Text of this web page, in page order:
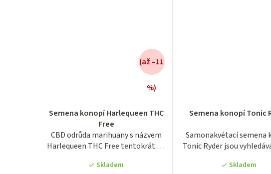
Semena konopí Harlequeen THC
Free
CBD odrůda marihuany s názvem
Harlequeen THC Free tentokrát od
Skladem
(až –11
%)
produktu
je
3,7
z
hvězdiček.
Semena konopí Tonic
Samonakvétací semena
Tonic Ryder jsou
Skladem
produktu
4,3
z
hvězdiček.